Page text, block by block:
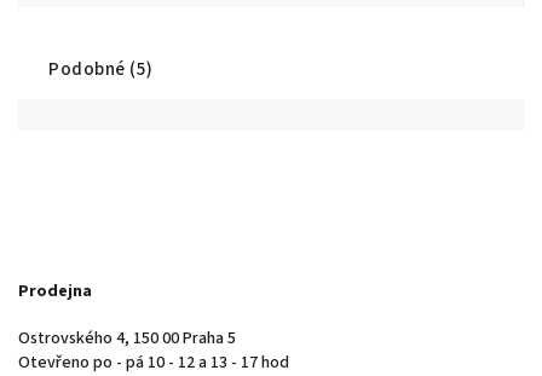
Podobné (5)
Prodejna
Ostrovského 4, 150 00 Praha 5
Otevřeno po - pá 10 - 12 a 13 - 17 hod